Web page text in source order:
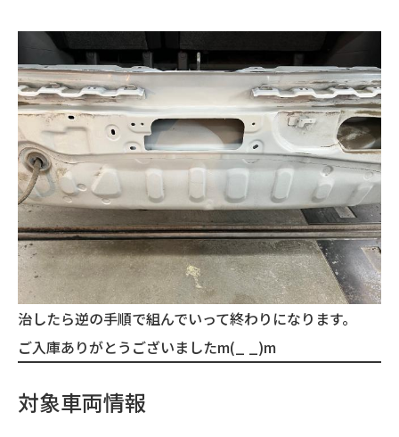
治したら逆の手順で組んでいって終わりになります。
ご入庫ありがとうございましたm(_ _)m
対象車両情報